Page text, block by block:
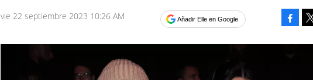
vie 22 septiembre 2023 10:26 AM Añadir Elle en Google